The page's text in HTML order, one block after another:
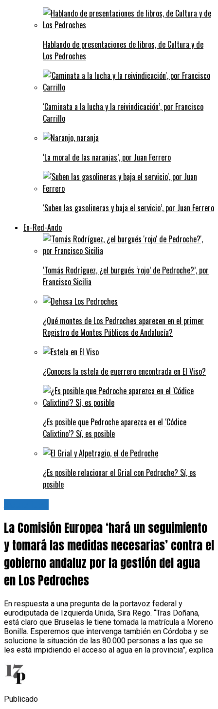
Hablando de presentaciones de libros, de Cultura y de
Los Pedroches
‘Caminata a la lucha y la reivindicación’, por Francisco
Carrillo
‘La moral de las naranjas’, por Juan Ferrero
‘Suben las gasolineras y baja el servicio’, por Juan Ferrero
En-Red-Ando
‘Tomás Rodríguez, ¿el burgués ‘rojo’ de Pedroche?’, por
Francisco Sicilia
¿Qué montes de Los Pedroches aparecen en el primer
Registro de Montes Públicos de Andalucía?
¿Conoces la estela de guerrero encontrada en El Viso?
¿Es posible que Pedroche aparezca en el ‘Códice
Calixtino’? Sí, es posible
¿Es posible relacionar el Grial con Pedroche? Sí, es
posible
La Comisión Europea ‘hará un seguimiento
y tomará las medidas necesarias’ contra el
gobierno andaluz por la gestión del agua
en Los Pedroches
En respuesta a una pregunta de la portavoz federal y
eurodiputada de Izquierda Unida, Sira Rego. “Tras Doñana,
está claro que Bruselas le tiene tomada la matrícula a Moreno
Bonilla. Esperemos que intervenga también en Córdoba y se
solucione la situación de las 80.000 personas a las que se
les está impidiendo el acceso al agua en la provincia”, explica
Publicado